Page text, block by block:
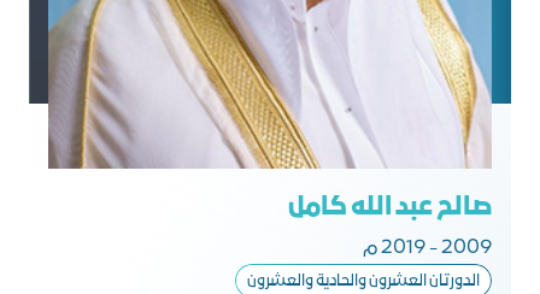
صالح عبد الله كامل
2009 - 2019 م
الدورتان العشرون والحادية والعشرون